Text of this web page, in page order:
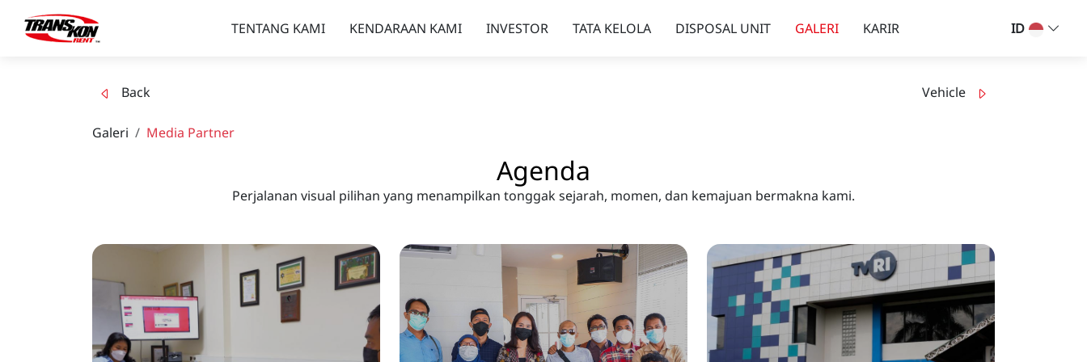
TENTANG KAMI KENDARAAN KAMI INVESTOR TATA KELOLA DISPOSAL UNIT GALERI KARIR ID
Back Vehicle
Galeri Media Partner
Agenda
Perjalanan visual pilihan yang menampilkan tonggak sejarah, momen, dan kemajuan bermakna kami.